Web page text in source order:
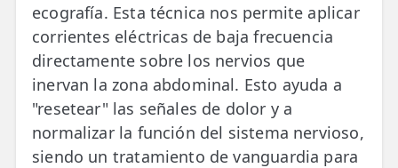
ecografía. Esta técnica nos permite aplicar
corrientes eléctricas de baja frecuencia
directamente sobre los nervios que
inervan la zona abdominal. Esto ayuda a
"resetear" las señales de dolor y a
normalizar la función del sistema nervioso,
siendo un tratamiento de vanguardia para